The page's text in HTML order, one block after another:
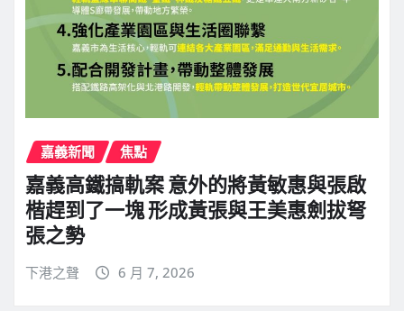
嘉義新聞 焦點
嘉義高鐵搞軌案 意外的將黃敏惠與張啟
楷趕到了一塊 形成黃張與王美惠劍拔弩
張之勢
下港之聲 6 月 7, 2026